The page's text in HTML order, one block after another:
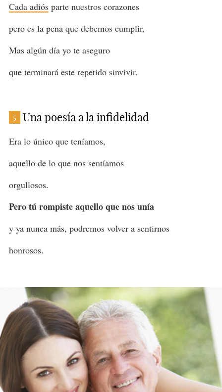
Cada adiósparte nuestros corazones
pero es la pena que debemos cumplir,
Mas algún día yo te aseguro
que terminará este repetido sinvivir.
5 Una poesía a la infidelidad
Era lo único que teníamos,
aquello de lo que nos sentíamos
orgullosos.
Pero tú rompiste aquello que nos unía
y ya nunca más, podremos volver a sentirnos
honrosos.